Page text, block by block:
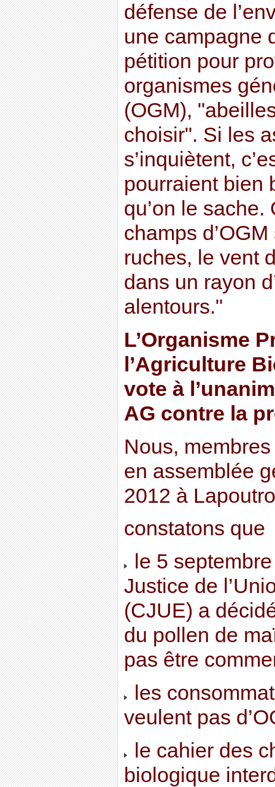
défense de
une campagne
pétition pour
organismes
(OGM),
choisir". Si les
s’inquiètent,
pourraient bien
qu’on le sache.
champs
ruches, le vent
dans un rayon
alentours."
L’Organisme
l’Agriculture
vote à
AG contre la
Nous,
en assemblée
2012 à
constatons que
le 5
Justice de
(CJUE) a
du pollen de
pas être
les
veulent pas
le cahier des
biologique